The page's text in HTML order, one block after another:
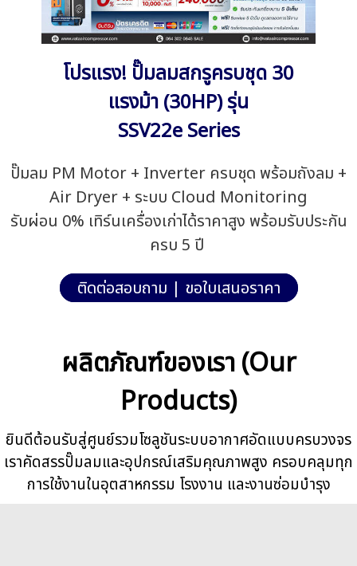
โปรแรง! ปั๊มลมสกรูครบชุด 30
แรงม้า (30HP) รุ่น
SSV22e Series
ปั๊มลม PM Motor + Inverter ครบชุด พร้อมถังลม +
Air Dryer + ระบบ Cloud Monitoring
รับผ่อน 0% เทิร์นเครื่องเก่าได้ราคาสูง พร้อมรับประกัน
ครบ 5 ปี
ติดต่อสอบถาม | ขอใบเสนอราคา
ผลิตภัณฑ์ของเรา (Our
Products)
ยินดีต้อนรับสู่ศูนย์รวมโซลูชันระบบอากาศอัดแบบครบวงจร
เราคัดสรรปั๊มลมและอุปกรณ์เสริมคุณภาพสูง ครอบคลุมทุก
การใช้งานในอุตสาหกรรม โรงงาน และงานซ่อมบำรุง